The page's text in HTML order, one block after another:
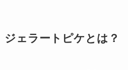
ジェラートピケとは？